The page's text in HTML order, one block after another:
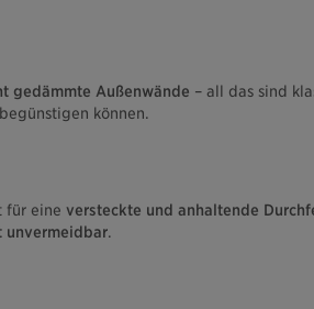
gedämmte Außenwände – all das sind
können.
für eine versteckte und anhaltende
unvermeidbar.